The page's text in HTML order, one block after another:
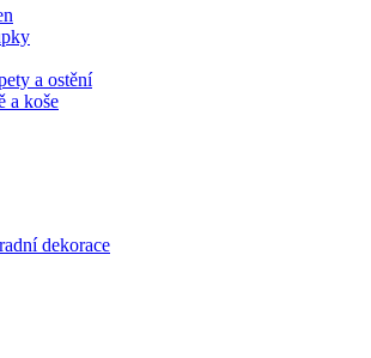
a ostění
a koše
dekorace